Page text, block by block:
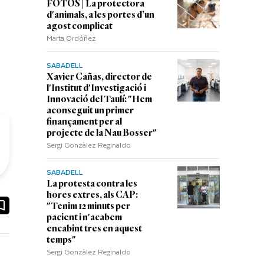
FOTOS | La protectora
d'animals, a les portes d’un
agost complicat
Marta Ordóñez
SABADELL
Xavier Cañas, director de
l'Institut d'Investigació i
Innovació del Taulí: "Hem
aconseguit un primer
finançament per al
projecte de la Nau Bosser"
Sergi Gonzàlez Reginaldo
SABADELL
La protesta contra les
hores extres, als CAP:
"Tenim 12 minuts per
pacient i n'acabem
encabint tres en aquest
temps"
Sergi Gonzàlez Reginaldo